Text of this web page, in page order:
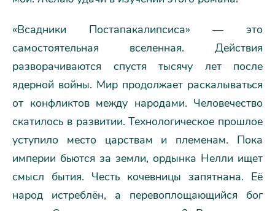
«Всадники Постапакалипсиса» — это
самостоятельная вселенная. Действия
разворачиваются спустя тысячу лет после
ядерной войны. Мир продолжает раскалываться
от конфликтов между народами. Человечество
скатилось в развитии. Технологическое прошлое
уступило место царствам и племенам. Пока
империи бьются за земли, ордынка Нелли ищет
смысл бытия. Честь кочевницы запятнана. Её
народ истреблён, а перевоплощающийся бог